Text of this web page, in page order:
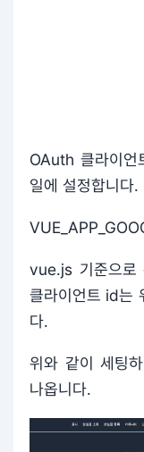
OAuth 클라이
일에 설정합니다.
vue.js 기준으로
클라이언트 id는
다.
위와 같이 세팅
나옵니다.